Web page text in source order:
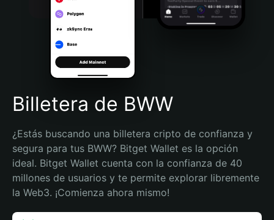
Português (Brasil)
Español (Argentina)
Billetera de BWW
¿Estás buscando una billetera cripto de confianza y
segura para tus BWW? Bitget Wallet es la opción
ideal. Bitget Wallet cuenta con la confianza de 40
millones de usuarios y te permite explorar libremente
la Web3. ¡Comienza ahora mismo!